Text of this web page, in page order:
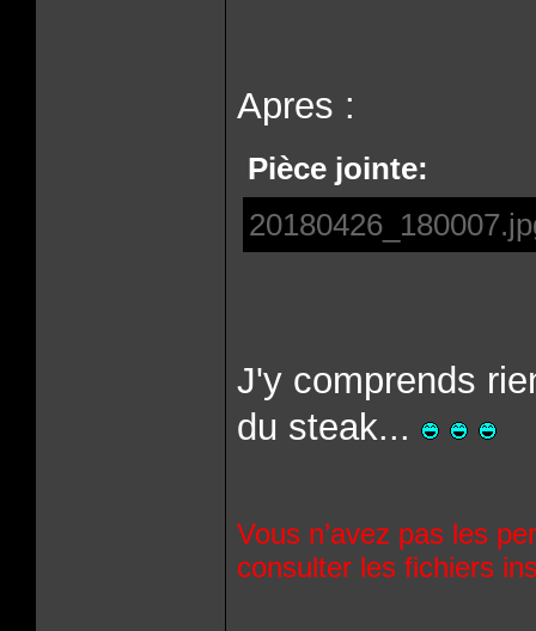
Apres :
Pièce jointe:
J'y comprends
du steak...
Vous n’avez pas les
consulter les fichiers